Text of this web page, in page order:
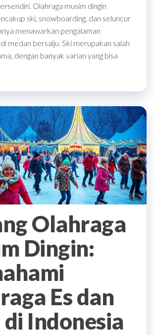
Olahraga musim dingin
ski, snowboarding, dan seluncur
menawarkan pengalaman
medan bersalju. Ski merupakan salah
dengan banyak varian yang bisa
Olahraga
Dingin:
Es dan
di Indonesia